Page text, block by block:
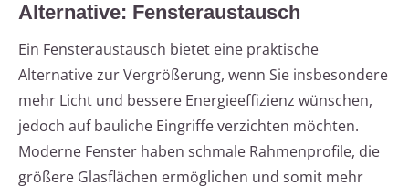
Alternative: Fensteraustausch
Ein Fensteraustausch bietet eine praktische
Alternative zur Vergrößerung, wenn Sie insbesondere
mehr Licht und bessere Energieeffizienz wünschen,
jedoch auf bauliche Eingriffe verzichten möchten.
Moderne Fenster haben schmale Rahmenprofile, die
größere Glasflächen ermöglichen und somit mehr